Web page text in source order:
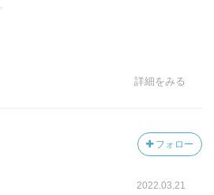
詳細をみる
フォロー
2022.03.21